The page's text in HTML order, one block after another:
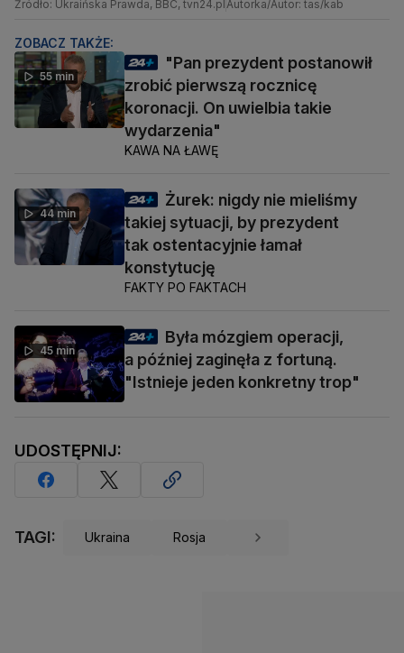
Źródło: Ukraińska Prawda, BBC, tvn24.pl Autorka/Autor: tas/kab
ZOBACZ TAKŻE:
55 min
"Pan prezydent postanowił
zrobić pierwszą rocznicę
koronacji. On uwielbia takie
wydarzenia"
KAWA NA ŁAWĘ
44 min
Żurek: nigdy nie mieliśmy
takiej sytuacji, by prezydent
tak ostentacyjnie łamał
konstytucję
FAKTY PO FAKTACH
45 min
Była mózgiem operacji,
a później zaginęła z fortuną.
"Istnieje jeden konkretny trop"
UDOSTĘPNIJ:
TAGI: Ukraina Rosja